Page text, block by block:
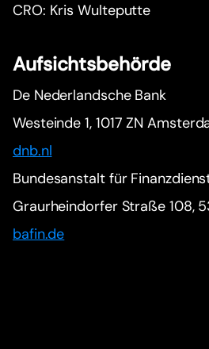
CRO: Kris Wulteputte
Aufsichtsbehörde
De Nederlandsche Bank
Westeinde 1, 1017 ZN
dnb.nl
Bundesanstalt für
Graurheindorfer Straße 108,
bafin.de